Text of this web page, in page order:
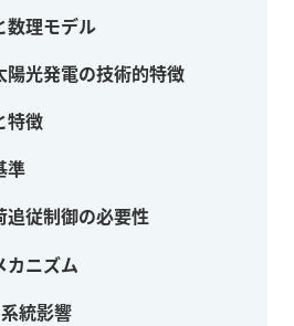
数理モデル
陽光発電の技術的特徴
特徴
準
追従制御の必要性
カニズム
統影響